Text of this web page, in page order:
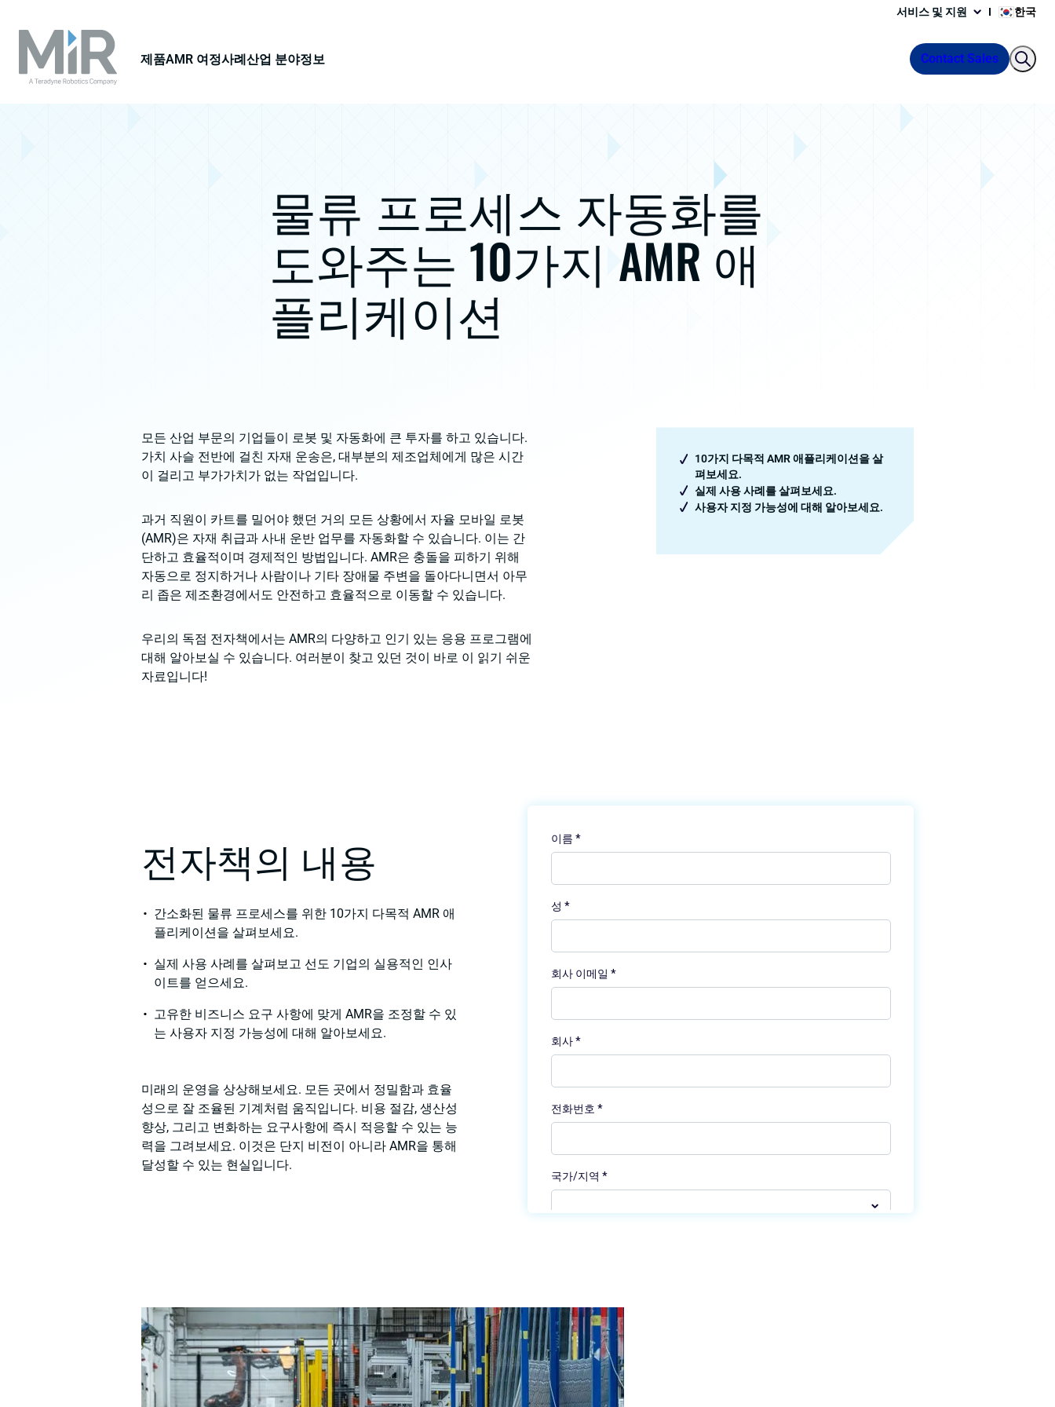
서비스 및 지원 한국
제품AMR 여정사례산업 분야정보 Contact Sales
물류 프로세스 자동화를
도와주는 10가지 AMR 애
플리케이션
모든 산업 부문의 기업들이 로봇 및 자동화에 큰 투자를 하고 있습니다.
가치 사슬 전반에 걸친 자재 운송은, 대부분의 제조업체에게 많은 시간
이 걸리고 부가가치가 없는 작업입니다.
과거 직원이 카트를 밀어야 했던 거의 모든 상황에서 자율 모바일 로봇
(AMR)은 자재 취급과 사내 운반 업무를 자동화할 수 있습니다. 이는 간
단하고 효율적이며 경제적인 방법입니다. AMR은 충돌을 피하기 위해
자동으로 정지하거나 사람이나 기타 장애물 주변을 돌아다니면서 아무
리 좁은 제조환경에서도 안전하고 효율적으로 이동할 수 있습니다.
우리의 독점 전자책에서는 AMR의 다양하고 인기 있는 응용 프로그램에
대해 알아보실 수 있습니다. 여러분이 찾고 있던 것이 바로 이 읽기 쉬운
자료입니다!
10가지 다목적 AMR 애플리케이션을 살
펴보세요.
실제 사용 사례를 살펴보세요.
사용자 지정 가능성에 대해 알아보세요.
전자책의 내용
간소화된 물류 프로세스를 위한 10가지 다목적 AMR 애
플리케이션을 살펴보세요.
실제 사용 사례를 살펴보고 선도 기업의 실용적인 인사
이트를 얻으세요.
고유한 비즈니스 요구 사항에 맞게 AMR을 조정할 수 있
는 사용자 지정 가능성에 대해 알아보세요.
미래의 운영을 상상해보세요. 모든 곳에서 정밀함과 효율
성으로 잘 조율된 기계처럼 움직입니다. 비용 절감, 생산성
향상, 그리고 변화하는 요구사항에 즉시 적응할 수 있는 능
력을 그려보세요. 이것은 단지 비전이 아니라 AMR을 통해
달성할 수 있는 현실입니다.